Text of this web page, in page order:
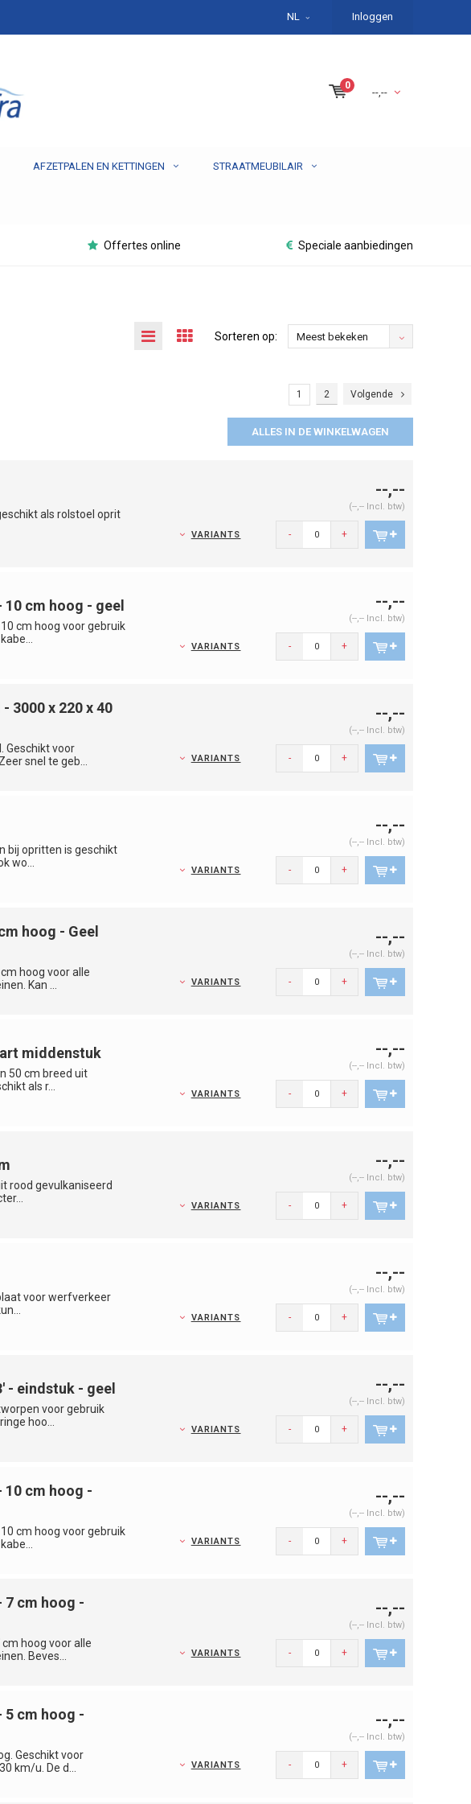
NL Inloggen
0
--,--
AFZETPALEN EN KETTINGEN STRAATMEUBILAIR
Offertes online Speciale aanbiedingen
Sorteren op: Meest bekeken
1 2 Volgende
ALLES IN DE WINKELWAGEN
als rolstoel oprit
--,--
(--,-- Incl. btw)
VARIANTS - +
10 cm hoog - geel
cm hoog voor gebruik
--,--
(--,-- Incl. btw)
VARIANTS - +
3000 x 220 x 40
Geschikt voor
snel te geb...
--,--
(--,-- Incl. btw)
VARIANTS - +
bij opritten is geschikt
wo...
--,--
(--,-- Incl. btw)
VARIANTS - +
hoog - Geel
hoog voor alle
Kan ...
--,--
(--,-- Incl. btw)
VARIANTS - +
middenstuk
50 cm breed uit
als r...
--,--
(--,-- Incl. btw)
VARIANTS - +
rood gevulkaniseerd
--,--
(--,-- Incl. btw)
VARIANTS - +
voor werfverkeer
--,--
(--,-- Incl. btw)
VARIANTS - +
- eindstuk - geel
voor gebruik
hoo...
--,--
(--,-- Incl. btw)
VARIANTS - +
10 cm hoog -
cm hoog voor gebruik
--,--
(--,-- Incl. btw)
VARIANTS - +
7 cm hoog -
hoog voor alle
Beves...
--,--
(--,-- Incl. btw)
VARIANTS - +
5 cm hoog -
Geschikt voor
km/u. De d...
--,--
(--,-- Incl. btw)
VARIANTS - +